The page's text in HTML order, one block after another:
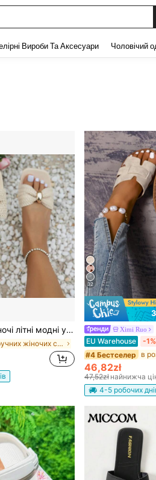
Вироби Та Аксесуари Чоловічий
плоскі сандалі з квадратним носком, пляжні капці, зручне бежеве взуття для вулиці, повсякденні
у зручних жіночих сандалях
32
Ximi Ruo
EU Warehouse -1%
#4 Бестселер
46,82zł
47,52zł найнижча
4-5 робочих